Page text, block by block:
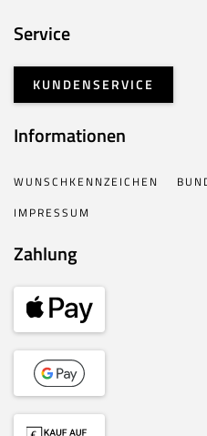
Service
KUNDENSERVICE
Informationen
WUNSCHKENNZEICHEN
IMPRESSUM
Zahlung